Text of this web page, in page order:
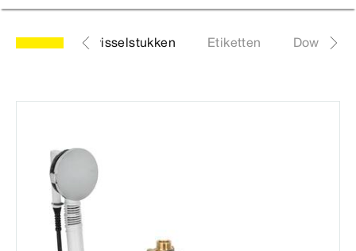
Lijst met wisselstukken Etiketten